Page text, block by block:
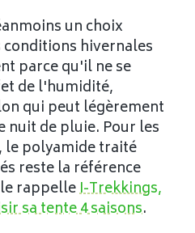
un choix
hivernales
parce qu'il ne se
de l'humidité,
qui peut légèrement
nuit de pluie. Pour les
le polyamide traité
reste la référence
rappelleI-Trekkings,
sa tente 4 saisons.